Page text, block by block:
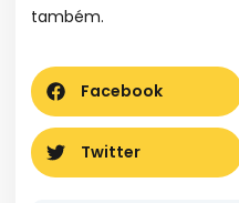
também.
Facebook
Twitter